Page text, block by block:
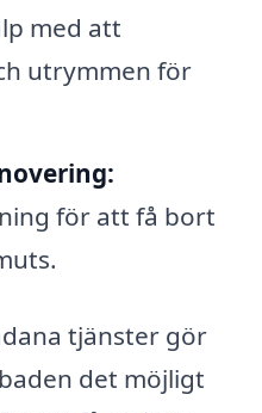
med att
utrymmen för
för att få bort
tjänster gör
det möjligt